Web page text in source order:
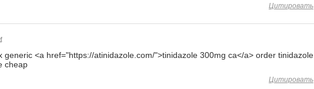
Цитировать
generic <a href="https://atinidazole.com/">tinidazole 300mg ca</a> order tinidazole
cheap
Цитировать